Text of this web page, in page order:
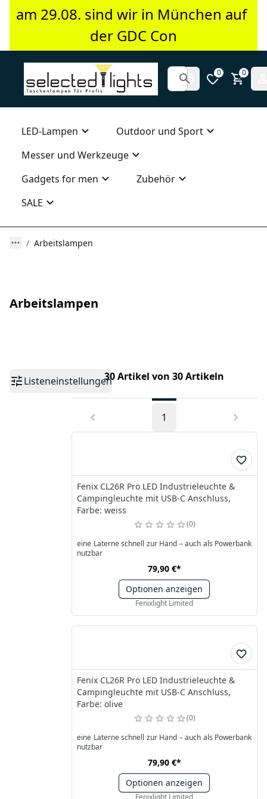
am 29.08. sind wir in München auf
der GDC Con
0 0
LED-Lampen
Outdoor und Sport
Messer und Werkzeuge
Gadgets for men
Zubehör
SALE
Arbeitslampen
Arbeitslampen
Listeneinstellungen30 Artikel von 30 Artikeln
1
Fenix CL26R Pro LED Industrieleuchte &
Campingleuchte mit USB-C Anschluss,
Farbe: weiss
0
eine Laterne schnell zur Hand – auch als Powerbank
nutzbar
79,90 €*
Optionen anzeigen
Fenixlight Limited
Fenix CL26R Pro LED Industrieleuchte &
Campingleuchte mit USB-C Anschluss,
Farbe: olive
0
eine Laterne schnell zur Hand – auch als Powerbank
nutzbar
79,90 €*
Optionen anzeigen
Fenixlight Limited